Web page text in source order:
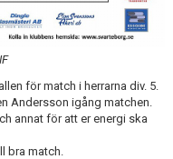
för match i herrarna div. 5.
Andersson igång matchen.
annat för att er energi ska
bra match.